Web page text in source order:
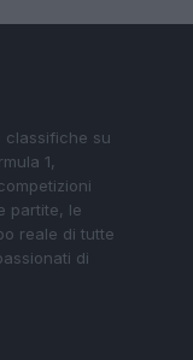
classifiche su
1,
partite, le
reale di tutte
di